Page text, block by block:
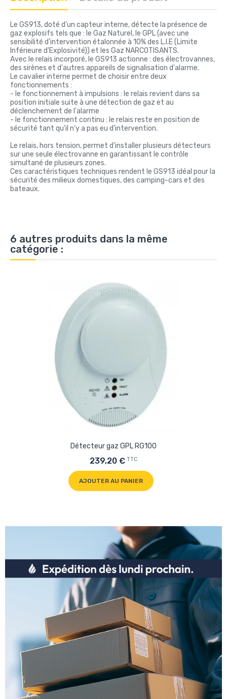
Le GS913, doté d'un capteur interne, détecte la présence de
gaz explosifs tels que : le Gaz Naturel, le GPL (avec une
sensibilité d'intervention étalonnée à 10% des L.I.E (Limite
Inférieure d'Explosivité)) et les Gaz NARCOTISANTS.
Avec le relais incorporé, le GS913 actionne : des électrovannes,
des sirènes et d'autres appareils de signalisation d'alarme.
Le cavalier interne permet de choisir entre deux
fonctionnements :
- le fonctionnement à impulsions : le relais revient dans sa
position initiale suite à une détection de gaz et au
déclenchement de l'alarme
- le fonctionnement continu : le relais reste en position de
sécurité tant qu'il n'y a pas eu d'intervention.
Le relais, hors tension, permet d'installer plusieurs détecteurs
sur une seule électrovanne en garantissant le contrôle
simultané de plusieurs zones.
Ces caractéristiques techniques rendent le GS913 idéal pour la
sécurité des milieux domestiques, des camping-cars et des
bateaux.
6 autres produits dans la même
catégorie :
Détecteur gaz GPL RG100
239,20 € TTC
AJOUTER AU PANIER